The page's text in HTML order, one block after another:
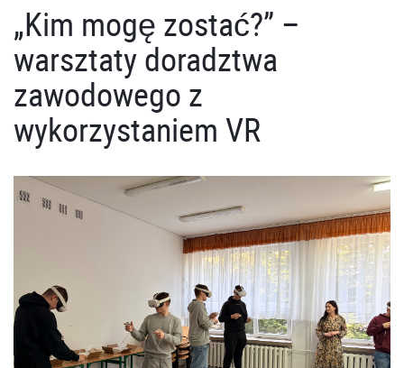
„Kim mogę zostać?” –
warsztaty doradztwa
zawodowego z
wykorzystaniem VR